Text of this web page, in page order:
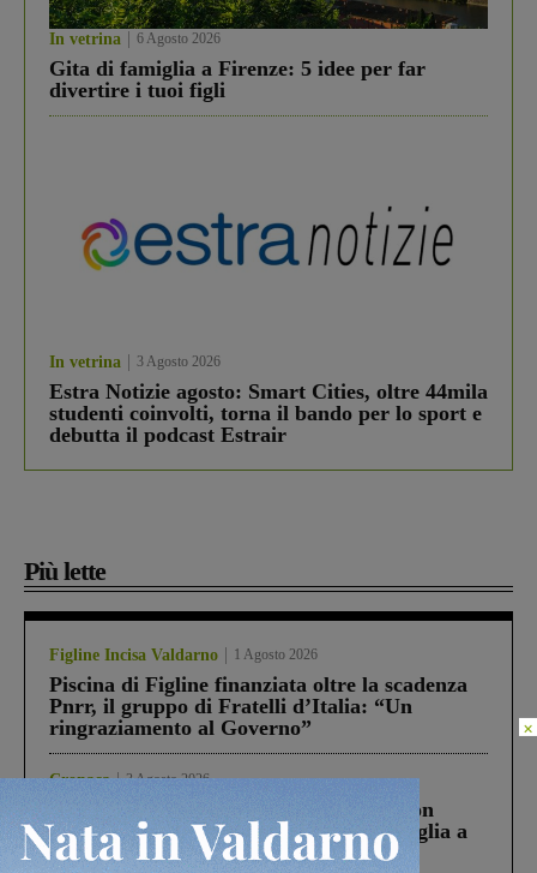
In vetrina 6 Agosto 2026
Gita di famiglia a Firenze: 5 idee per far
divertire i tuoi figli
In vetrina 3 Agosto 2026
Estra Notizie agosto: Smart Cities, oltre 44mila
studenti coinvolti, torna il bando per lo sport e
debutta il podcast Estrair
Più lette
Figline Incisa Valdarno 1 Agosto 2026
Piscina di Figline finanziata oltre la scadenza
Pnrr, il gruppo di Fratelli d’Italia: “Un
ringraziamento al Governo”
Cronaca 3 Agosto 2026
Scomparso da una struttura di Castiglion
Fiorentino l’uomo che aveva ucciso la figlia a
Levane nel 2020
×